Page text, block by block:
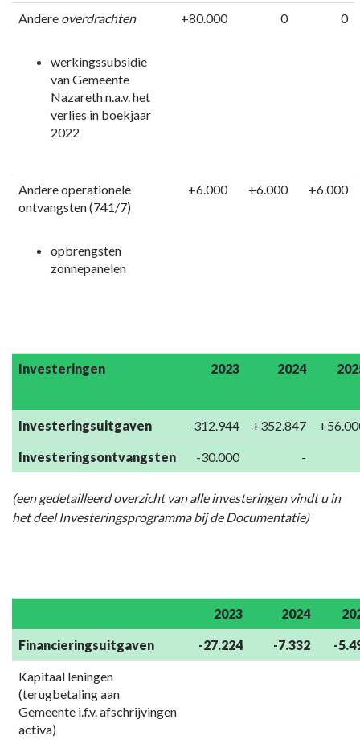
Andere overdrachten
werkingssubsidie
van Gemeente
Nazareth n.a.v. het
verlies in boekjaar
2022
+80.000 0 0
Andere operationele
ontvangsten (741/7)
opbrengsten
zonnepanelen
+6.000 +6.000 +6.000
Investeringen 2023 2024
Investeringsuitgaven -312.944 +352.847
Investeringsontvangsten -30.000 -
(een gedetailleerd overzicht van alle investeringen vindt u in
het deel Investeringsprogramma bij de Documentatie)
2023 2024
Financieringsuitgaven -27.224 -7.332 -
Kapitaal leningen
(terugbetaling aan
Gemeente i.f.v. afschrijvingen
activa)